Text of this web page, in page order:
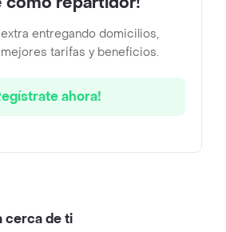
entregando domicilios,
tarifas y beneficios.
ahora!
cerca de ti